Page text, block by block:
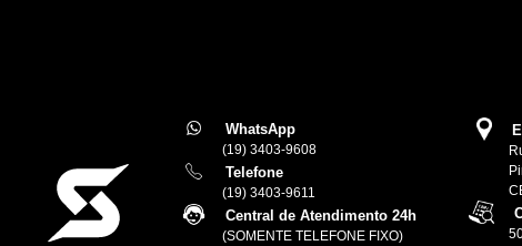
WhatsApp
(19) 3403-9608
Telefone
(19) 3403-9611
Central de Atendimento 24h
(SOMENTE TELEFONE FIXO)